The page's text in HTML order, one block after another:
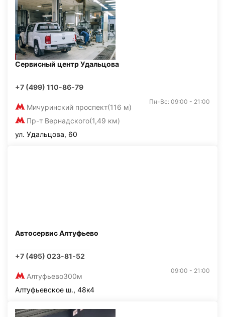
Сервисный центр Удальцова
+7 (499) 110-86-79
Мичуринский проспект(116 м)
Пр-т Вернадского(1,49 км)
Пн-Вс: 09:00 - 21:00
ул. Удальцова, 60
Автосервис Алтуфьево
+7 (495) 023-81-52
Алтуфьево300м
09:00 - 21:00
Алтуфьевское ш., 48к4